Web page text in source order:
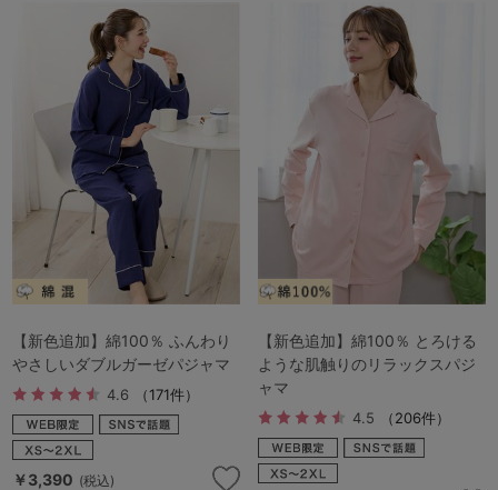
【新色追加】綿100％ ふんわり
やさしいダブルガーゼパジャマ
4.6 （171件）
￥3,390 (税込)
【新色追加】綿100％ とろける
ような肌触りのリラックスパジ
ャマ
4.5 （206件）